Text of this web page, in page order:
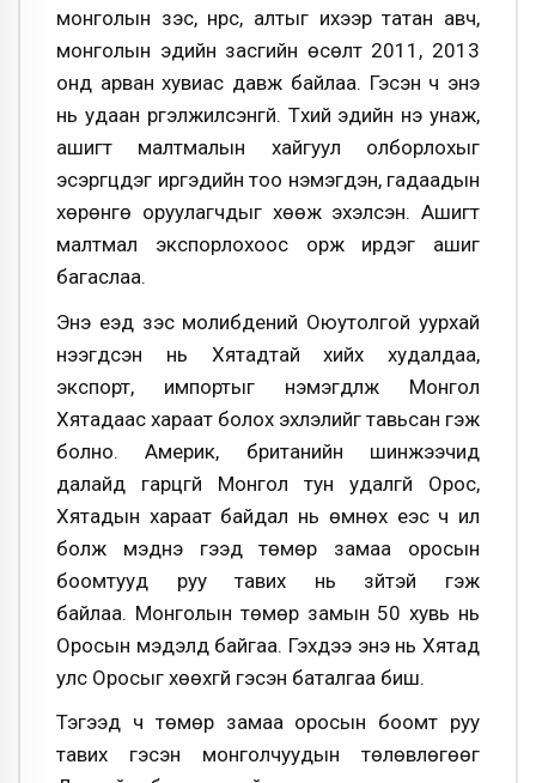
монголын зэс, нүүрс, алтыг ихээр татан авч,
монголын эдийн засгийн өсөлт 2011, 2013
онд арван хувиас давж байлаа. Гэсэн ч энэ
нь удаан үргэлжилсэнгүй. Түүхий эдийн үнэ унаж,
ашигт малтмалын хайгуул олборлохыг
эсэргүүцдэг иргэдийн тоо нэмэгдэн, гадаадын
хөрөнгө оруулагчдыг хөөж эхэлсэн. Ашигт
малтмал экспорлохоос орж ирдэг ашиг
багаслаа.
Энэ үеэд зэс молибдений Оюутолгой уурхай
нээгдсэн нь Хятадтай хийх худалдаа,
экспорт, импортыг нэмэгдүүлж Монгол
Хятадаас хараат болох эхлэлийг тавьсан гэж
болно. Америк, британийн шинжээчид
далайд гарцгүй Монгол тун удалгүй Орос,
Хятадын хараат байдал нь өмнөх үеэс ч илүү
болж мэднэ гээд төмөр замаа оросын
боомтууд руу тавих нь зүйтэй гэж
байлаа. Монголын төмөр замын 50 хувь нь
Оросын мэдэлд байгаа. Гэхдээ энэ нь Хятад
улс Оросыг хөөхгүй гэсэн баталгаа биш.
Тэгээд ч төмөр замаа оросын боомт руу
тавих гэсэн монголчуудын төлөвлөгөөг